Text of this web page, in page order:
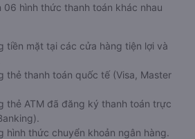
06 hình thức thanh toán khác nhau
tiền mặt tại các cửa hàng tiện lợi và
thẻ thanh toán quốc tế (Visa, Master
thẻ ATM đã đăng ký thanh toán trực
hình thức chuyển khoản ngân hàng.